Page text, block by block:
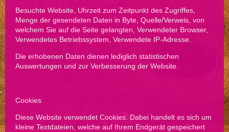
Besuchte Website, Uhrzeit zum Zeitpunkt des Zugriffes,
Menge der gesendeten Daten in Byte, Quelle/Verweis, von
welchem Sie auf die Seite gelangten, Verwendeter Browser,
Verwendetes Betriebssystem, Verwendete IP-Adresse.
Die erhobenen Daten dienen lediglich statistischen
Auswertungen und zur Verbesserung der Website.
Cookies
Diese Website verwendet Cookies. Dabei handelt es sich um
kleine Textdateien, welche auf Ihrem Endgerät gespeichert